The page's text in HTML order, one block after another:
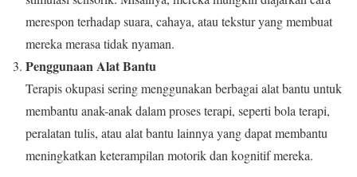
merespon terhadap suara, cahaya, atau tekstur yang membuat
mereka merasa tidak nyaman.
Penggunaan Alat Bantu
Terapis okupasi sering menggunakan berbagai alat bantu untuk
membantu anak-anak dalam proses terapi, seperti bola terapi,
peralatan tulis, atau alat bantu lainnya yang dapat membantu
meningkatkan keterampilan motorik dan kognitif mereka.